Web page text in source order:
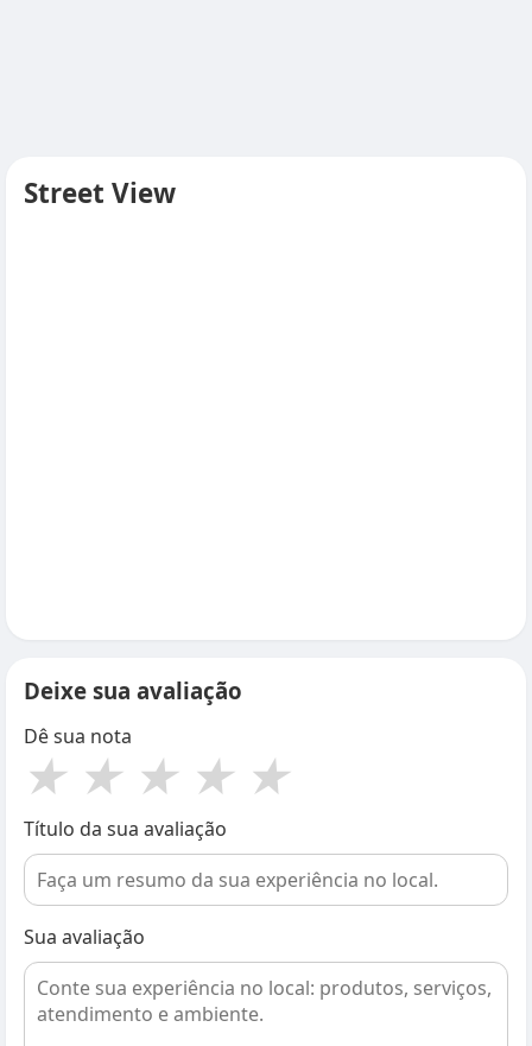
Street View
Deixe sua avaliação
Dê sua nota
★ ★ ★ ★ ★
Título da sua avaliação
Sua avaliação